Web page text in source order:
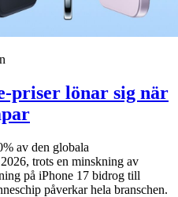
priser lönar sig när
av den globala
trots en minskning av
på iPhone 17 bidrog till
påverkar hela branschen.